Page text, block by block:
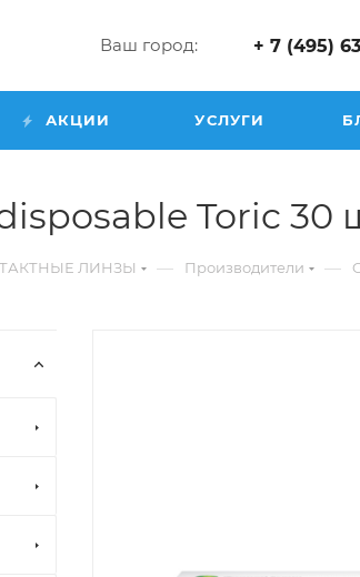
Ваш город: + 7 (495)
АКЦИИ УСЛУГИ
Toric 30
ЛИНЗЫ — Производители —